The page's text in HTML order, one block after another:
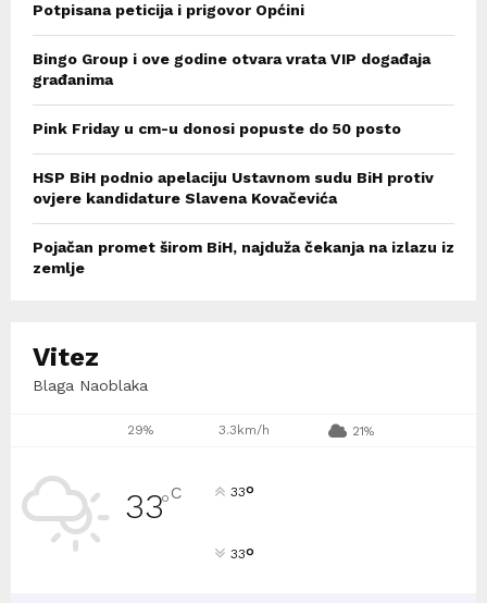
Potpisana peticija i prigovor Općini
Bingo Group i ove godine otvara vrata VIP događaja
građanima
Pink Friday u cm-u donosi popuste do 50 posto
HSP BiH podnio apelaciju Ustavnom sudu BiH protiv
ovjere kandidature Slavena Kovačevića
Pojačan promet širom BiH, najduža čekanja na izlazu iz
zemlje
Vitez
Blaga Naoblaka
29% 3.3km/h 21%
33°C 33°
33°